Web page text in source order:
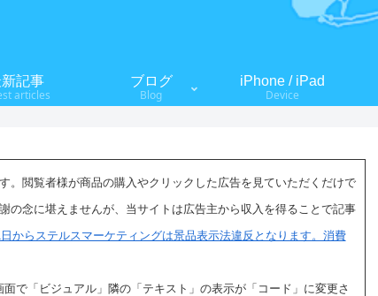
記事
articles
ブログ
Blog
iPhone / iPad
Device
閲覧者様が商品の購入やクリックした広告を見ていただくだけで
の念に堪えませんが、当サイトは広告主から収入を得ることで記事
からステルスマーケティングは景品表示法違反となります。消費
で「ビジュアル」隣の「テキスト」の表示が「コード」に変更さ